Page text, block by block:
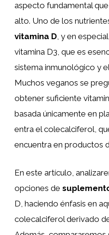
aspecto fundamental
alto. Uno de los
vitamina D, y en
vitamina D3, que es
sistema inmunológico y
Muchos veganos se
obtener suficiente
basada únicamente en
entra el colecalciferol,
encuentra en productos
En este artículo,
opciones de
D, haciendo énfasis en
colecalciferol derivado